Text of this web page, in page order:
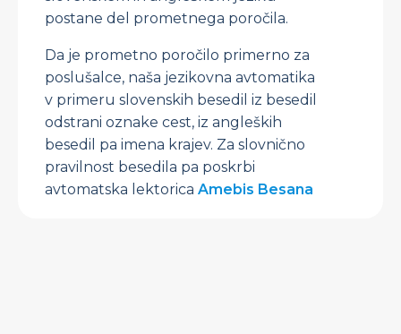
postane del prometnega poročila.
Da je prometno poročilo primerno za
poslušalce, naša jezikovna avtomatika
v primeru slovenskih besedil iz besedil
odstrani oznake cest, iz angleških
besedil pa imena krajev. Za slovnično
pravilnost besedila pa poskrbi
avtomatska lektorica Amebis Besana